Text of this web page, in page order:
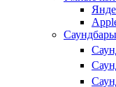
Саундбары